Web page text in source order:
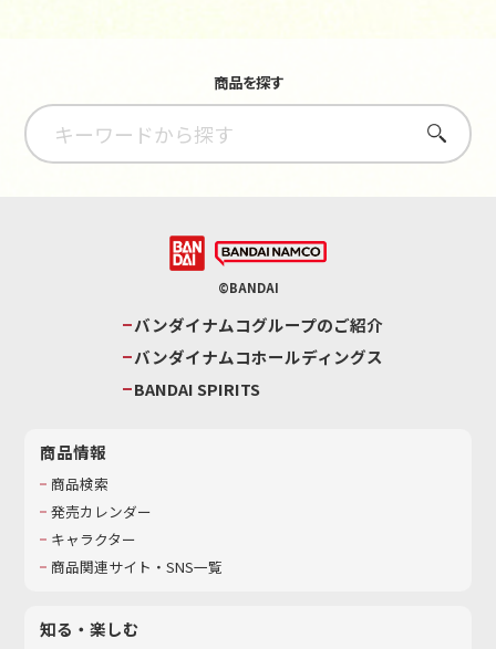
商品を探す
さがす
©BANDAI
バンダイナムコグループのご紹介
バンダイナムコホールディングス
BANDAI SPIRITS
商品情報
商品検索
発売カレンダー
キャラクター
商品関連サイト・SNS一覧
知る・楽しむ